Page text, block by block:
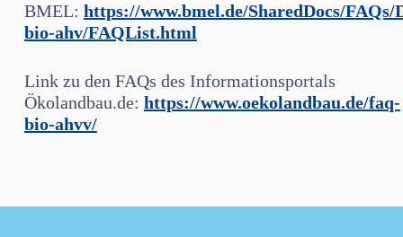
BMEL: https://www.bmel.de/SharedDocs/FAQs/
bio-ahv/FAQList.html
Link zu den FAQs des Informationsportals
Ökolandbau.de: https://www.oekolandbau.de/faq-
bio-ahvv/